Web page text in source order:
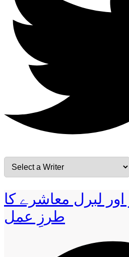
اور لبرل معاشرے کا
طرزِ عمل